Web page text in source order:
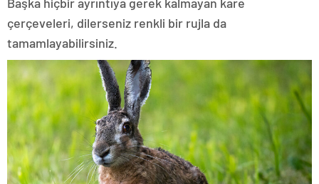
çerçeveleri, dilerseniz renkli bir rujla da
tamamlayabilirsiniz.